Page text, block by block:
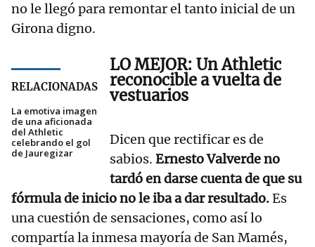
no le llegó para remontar el tanto inicial de un
Girona digno.
RELACIONADAS
La emotiva imagen
de una aficionada
del Athletic
celebrando el gol
de Jauregizar
LO MEJOR: Un Athletic
reconocible a vuelta de
vestuarios
Dicen que rectificar es de
sabios. Ernesto Valverde no
tardó en darse cuenta de que su
fórmula de inicio no le iba a dar resultado.Es
una cuestión de sensaciones, como así lo
compartía la inmesa mayoría de San Mamés,